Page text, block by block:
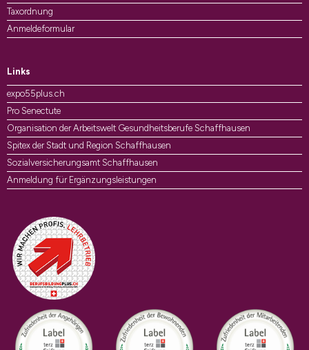
Taxordnung
Anmeldeformular
Links
expo55plus.ch
Pro Senectute
Organisation der Arbeitswelt Gesundheitsberufe Schaffhausen
Spitex der Stadt und Region Schaffhausen
Sozialversicherungsamt Schaffhausen
Anmeldung für Ergänzungsleistungen
Auszeichnungen